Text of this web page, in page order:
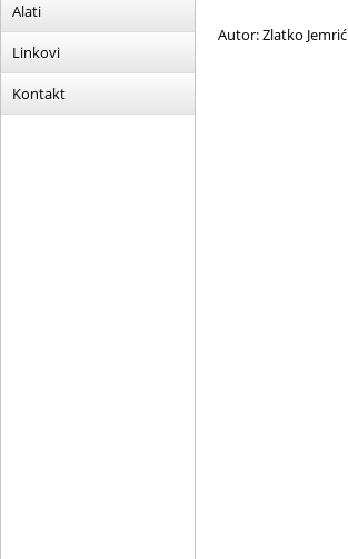
Alati
Linkovi
Kontakt
Autor: Zlatko Jemrić